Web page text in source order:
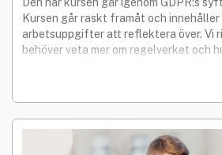
Kursen går raskt framåt och innehåller
arbetsuppgifter att reflektera över. Vi
behöver veta mer om regelverket och